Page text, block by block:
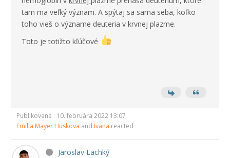
tam ma veľký význam. A spýtaj sa sama seba, koľko
toho vieš o význame deuteria v krvnej plazme.
Toto je totižto kľúčové
Publikované : 10. februára 2022 13:07
Emilia Mayer Huskova and Ivana reacted
Jaroslav Lachký